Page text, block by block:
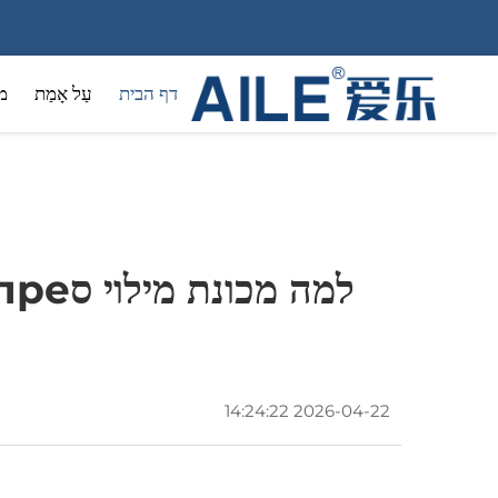
דף הבית עַל אָמַת
2026-04-22 14:24:22